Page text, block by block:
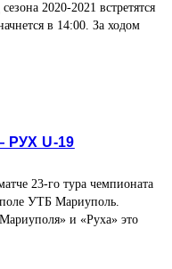
2020-2021 встретятся
в 14:00. За ходом
U-19
23-го тура чемпионата
УТБ Мариуполь.
и «Руха» это